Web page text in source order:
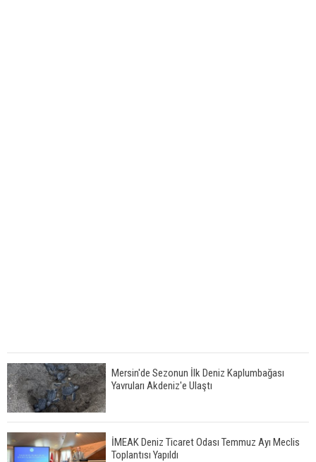
Mersin'de Sezonun İlk Deniz Kaplumbağası
Yavruları Akdeniz'e Ulaştı
İMEAK Deniz Ticaret Odası Temmuz Ayı Meclis
Toplantısı Yapıldı